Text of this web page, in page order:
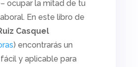
ocupar la mitad de tu
En este libro de
Casquel
) encontrarás un
y aplicable para